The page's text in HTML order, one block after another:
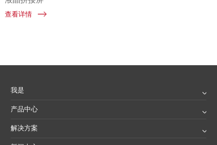
查看详情
我是
产品中心
解决方案